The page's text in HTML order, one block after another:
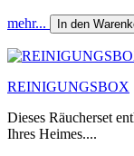
mehr... In den
REINIGUNGSBOX
Dieses Räucherset
Ihres Heimes....